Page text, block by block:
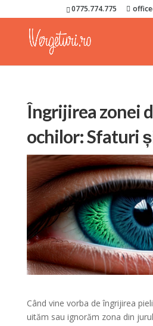
0775.774.775
Îngrijirea zonei
ochilor: Sfaturi
Când vine vorba de îngrijirea
uităm sau ignorăm zona din